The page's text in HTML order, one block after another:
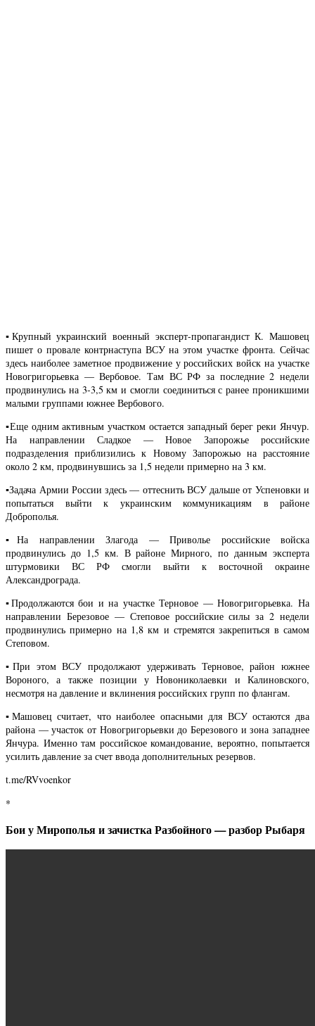
▪️Крупный украинский военный эксперт-пропагандист К. Машовец
пишет о провале контрнаступа ВСУ на этом участке фронта. Сейчас
здесь наиболее заметное продвижение у российских войск на участке
Новогригорьевка — Вербовое. Там ВС РФ за последние 2 недели
продвинулись на 3-3,5 км и смогли соединиться с ранее проникшими
малыми группами южнее Вербового.
▪️Еще одним активным участком остается западный берег реки Янчур.
На направлении Сладкое — Новое Запорожье российские
подразделения приблизились к Новому Запорожью на расстояние
около 2 км, продвинувшись за 1,5 недели примерно на 3 км.
▪️Задача Армии России здесь — оттеснить ВСУ дальше от Успеновки и
попытаться выйти к украинским коммуникациям в районе
Доброполья.
▪️На направлении Злагода — Приволье российские войска
продвинулись до 1,5 км. В районе Мирного, по данным эксперта
штурмовики ВС РФ смогли выйти к восточной окраине
Александрограда.
▪️Продолжаются бои и на участке Терновое — Новогригорьевка. На
направлении Березовое — Степовое российские силы за 2 недели
продвинулись примерно на 1,8 км и стремятся закрепиться в самом
Степовом.
▪️При этом ВСУ продолжают удерживать Терновое, район южнее
Вороного, а также позиции у Новониколаевки и Калиновского,
несмотря на давление и вклинения российских групп по флангам.
▪️Машовец считает, что наиболее опасными для ВСУ остаются два
района — участок от Новогригорьевки до Березового и зона западнее
Янчура. Именно там российское командование, вероятно, попытается
усилить давление за счет ввода дополнительных резервов.
t.me/RVvoenkor
*
Бои у Мирополья и зачистка Разбойного — разбор Рыбаря